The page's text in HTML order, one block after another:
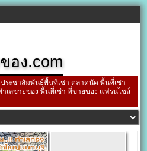
อง.com
ระชาสัมพันธ์พื้นที่เช่า ตลาดนัด พื้นที่เช่า
เลขายของ พื้นที่เช่า ที่ขายของ แฟรนไชส์